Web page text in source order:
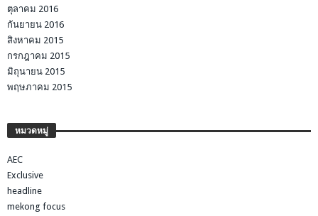
ตุลาคม 2016
กันยายน 2016
สิงหาคม 2015
กรกฎาคม 2015
มิถุนายน 2015
พฤษภาคม 2015
หมวดหมู่
AEC
Exclusive
headline
mekong focus